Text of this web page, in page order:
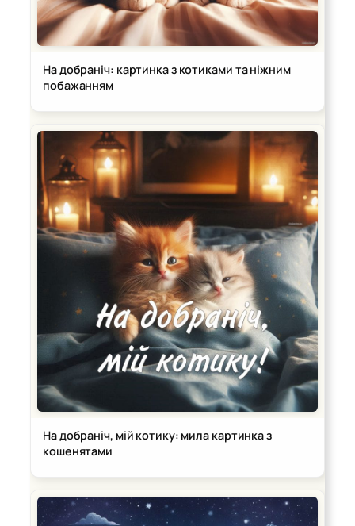
На добраніч: картинка з котиками та ніжним
побажанням
На добраніч, мій котику: мила картинка з
кошенятами